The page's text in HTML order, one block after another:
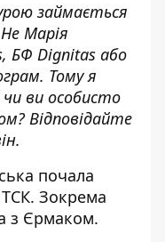
займається
Марія
БФ Dignitas або
Тому я
ви особисто
Відповідайте
почала
ТСК. Зокрема
з Єрмаком.